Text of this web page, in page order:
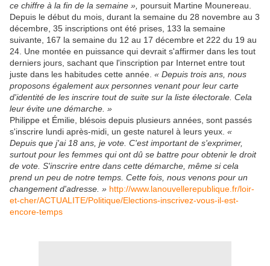
ce chiffre à la fin de la semaine », poursuit Martine Mounereau.
Depuis le début du mois, durant la semaine du 28 novembre au 3
décembre, 35 inscriptions ont été prises, 133 la semaine
suivante, 167 la semaine du 12 au 17 décembre et 222 du 19 au
24. Une montée en puissance qui devrait s'affirmer dans les tout
derniers jours, sachant que l'inscription par Internet entre tout
juste dans les habitudes cette année. « Depuis trois ans, nous
proposons également aux personnes venant pour leur carte
d'identité de les inscrire tout de suite sur la liste électorale. Cela
leur évite une démarche. »
Philippe et Émilie, blésois depuis plusieurs années, sont passés
s'inscrire lundi après-midi, un geste naturel à leurs yeux. «
Depuis que j'ai 18 ans, je vote. C'est important de s'exprimer,
surtout pour les femmes qui ont dû se battre pour obtenir le droit
de vote. S'inscrire entre dans cette démarche, même si cela
prend un peu de notre temps. Cette fois, nous venons pour un
changement d'adresse. » http://www.lanouvellerepublique.fr/loir-
et-cher/ACTUALITE/Politique/Elections-inscrivez-vous-il-est-
encore-temps